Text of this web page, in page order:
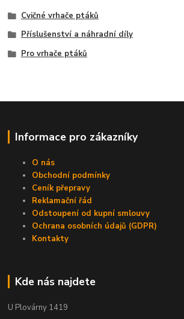
Cvičné vrhače ptáků
Příslušenství a náhradní díly
Pro vrhače ptáků
Informace pro zákazníky
O nás
Obchodní podmínky
Ceník přepravy
Reklamační řád
Odstoupení od kupní smlouvy
Ochrana osobních údajů (GDPR)
Kontakty
Kde nás najdete
U Plovárny 1419